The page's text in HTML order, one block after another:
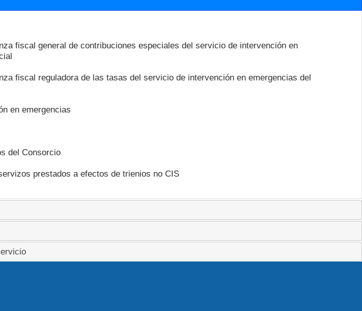
fiscal general de contribuciones especiales del servicio de intervención en
fiscal reguladora de las tasas del servicio de intervención en emergencias del
en emergencias
del Consorcio
prestados a efectos de trienios no CIS